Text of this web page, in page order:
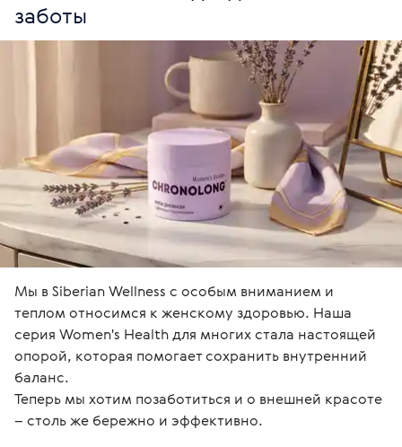
заботы
Мы в Siberian Wellness с особым вниманием и
теплом относимся к женскому здоровью. Наша
серия Women's Health для многих стала настоящей
опорой, которая помогает сохранить внутренний
баланс.
Теперь мы хотим позаботиться и о внешней красоте
– столь же бережно и эффективно.